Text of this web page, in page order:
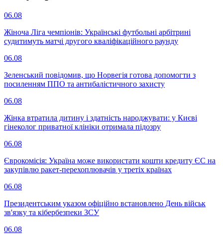
06.08
Жіноча Ліга чемпіонів: Українські футбольні арбітрині
судитимуть матчі другого кваліфікаційного раунду
06.08
Зеленський повідомив, що Норвегія готова допомогти з
посиленням ППО та антибалістичного захисту
06.08
Жінка втратила дитину і здатність народжувати: у Києві
гінеколог приватної клініки отримала підозру
06.08
Єврокомісія: Україна може використати кошти кредиту ЄС на
закупівлю ракет-перехоплювачів у третіх країнах
06.08
Президентським указом офіційно встановлено День військ
зв'язку та кібербезпеки ЗСУ
06.08